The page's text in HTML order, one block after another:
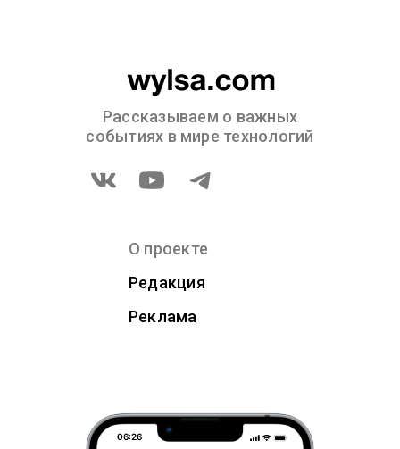
Рассказываем о важных
событиях в мире технологий
О проекте
Редакция
Реклама
06:26